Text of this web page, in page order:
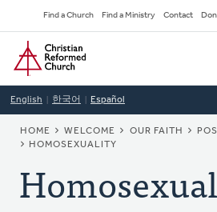
to
main
content
Secondary
Navigation
Find a Church Find a Ministry Contact
Home
English 한국어 Español
BREADCRUMB
HOME WELCOME OUR FAITH
HOMOSEXUALITY